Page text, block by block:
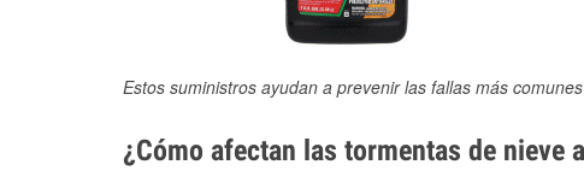
Estos suministros ayudan a prevenir las fallas más
¿Cómo afectan las tormentas de nieve